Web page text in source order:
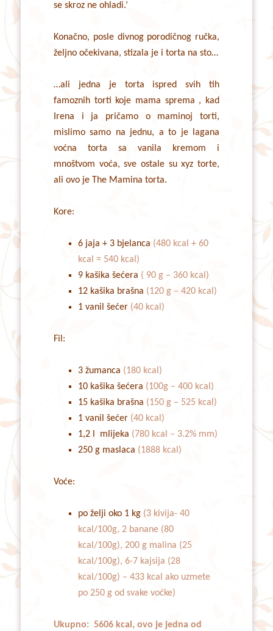
se skroz ne ohladi.’
Konačno, posle divnog porodičnog ručka,
željno očekivana, stizala je i torta na sto…
…ali jedna je torta ispred svih tih
famoznih torti koje mama sprema , kad
Irena i ja pričamo o maminoj torti,
mislimo samo na jednu, a to je lagana
voćna torta sa vanila kremom i
mnoštvom voća, sve ostale su xyz torte,
ali ovo je The Mamina torta.
Kore:
6 jaja + 3 bjelanca (480 kcal + 60
kcal = 540 kcal)
9 kašika šećera ( 90 g – 360 kcal)
12 kašika brašna (120 g – 420 kcal)
1 vanil šećer (40 kcal)
Fil:
3 žumanca (180 kcal)
10 kašika šećera (100g – 400 kcal)
15 kašika brašna (150 g – 525 kcal)
1 vanil šećer(40 kcal)
1,2 l mlijeka (780 kcal – 3.2% mm)
250 g maslaca (1888 kcal)
Voće:
po želji oko 1 kg(3 kivija- 40
kcal/100g, 2 banane (80
kcal/100g), 200 g malina (25
kcal/100g), 6-7 kajsija (28
kcal/100g) – 433 kcal ako uzmete
po 250 g od svake voćke)
Ukupno: 5606 kcal, ovo je jedna od